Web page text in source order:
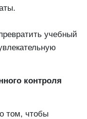
учебный
контроля
том, чтобы